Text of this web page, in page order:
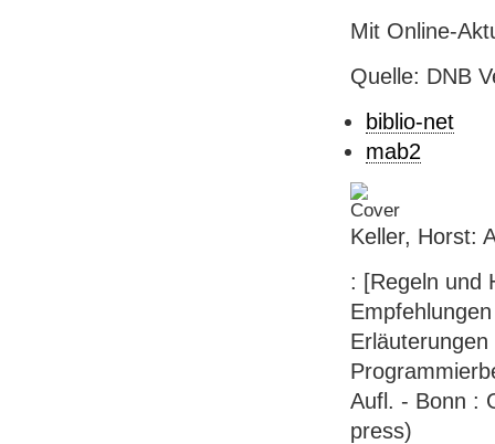
Mit Online-
Quelle: DNB
biblio-net
mab2
Keller, Horst:
: [Regeln und
Aufl. - Bonn :
press)